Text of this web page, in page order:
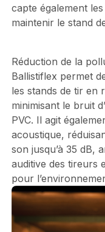
capte également
maintenir le stand
Réduction de la
Ballistiflex permet
les stands de tir en
minimisant le bruit
PVC. Il agit
acoustique,
son jusqu’à 35 dB,
auditive des tireurs
pour